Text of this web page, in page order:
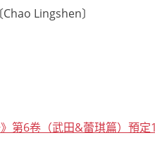
Lingshen〕